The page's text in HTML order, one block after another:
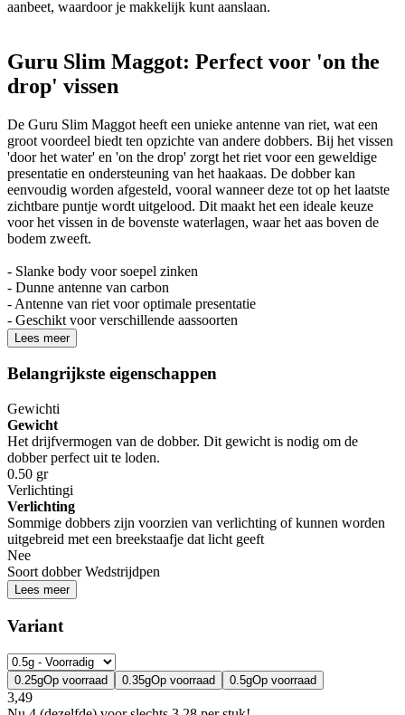
aanbeet, waardoor je makkelijk kunt aanslaan.
Guru Slim Maggot: Perfect voor 'on the
drop' vissen
De Guru Slim Maggot heeft een unieke antenne van riet, wat een
groot voordeel biedt ten opzichte van andere dobbers. Bij het vissen
'door het water' en 'on the drop' zorgt het riet voor een geweldige
presentatie en ondersteuning van het haakaas. De dobber kan
eenvoudig worden afgesteld, vooral wanneer deze tot op het laatste
zichtbare puntje wordt uitgelood. Dit maakt het een ideale keuze
voor het vissen in de bovenste waterlagen, waar het aas boven de
bodem zweeft.
- Slanke body voor soepel zinken
- Dunne antenne van carbon
- Antenne van riet voor optimale presentatie
- Geschikt voor verschillende aassoorten
Lees meer
Belangrijkste eigenschappen
Gewichti
Gewicht
Het drijfvermogen van de dobber. Dit gewicht is nodig om de
dobber perfect uit te loden.
0.50 gr
Verlichtingi
Verlichting
Sommige dobbers zijn voorzien van verlichting of kunnen worden
uitgebreid met een breekstaafje dat licht geeft
Nee
Soort dobber Wedstrijdpen
Lees meer
Variant
0.25gOp voorraad 0.35gOp voorraad 0.5gOp voorraad
3,49